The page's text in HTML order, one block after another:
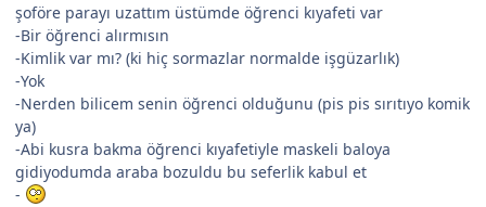
şoföre parayı uzattım üstümde öğrenci kıyafeti var
-Bir öğrenci alırmısın
-Kimlik var mı? (ki hiç sormazlar normalde işgüzarlık)
-Yok
-Nerden bilicem senin öğrenci olduğunu (pis pis sırıtıyo komik
ya)
-Abi kusra bakma öğrenci kıyafetiyle maskeli baloya
gidiyodumda araba bozuldu bu seferlik kabul et
-